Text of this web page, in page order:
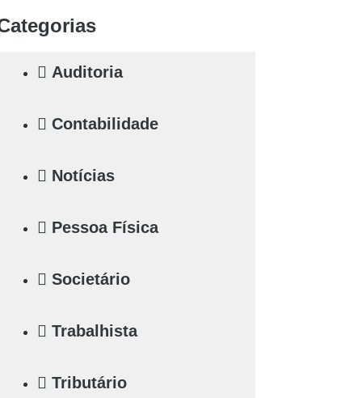
Auditoria
Contabilidade
Notícias
Pessoa Física
Societário
Trabalhista
Tributário